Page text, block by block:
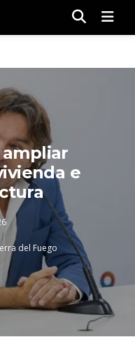
ampliar
e
del Fuego